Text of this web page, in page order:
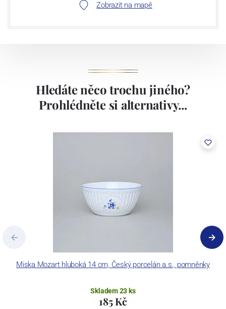
Zobrazit na mapě
Hledáte něco trochu jiného?
Prohlédněte si alternativy...
Miska Mozart hluboká 14 cm, Český porcelán a.s., pomněnky
Skladem 23 ks
185 Kč